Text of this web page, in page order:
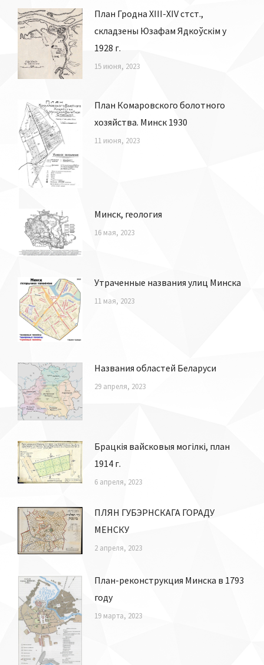
План Гродна XIII-XIV стст.,
складзены Юзафам Ядкоўскім у
1928 г.
15 июня, 2023
План Комаровского болотного
хозяйства. Минск 1930
11 июня, 2023
Минск, геология
16 мая, 2023
Утраченные названия улиц Минска
11 мая, 2023
Названия областей Беларуси
29 апреля, 2023
Брацкія вайсковыя могілкі, план
1914 г.
6 апреля, 2023
ПЛЯН ГУБЭРНСКАГА ГОРАДУ
МЕНСКУ
2 апреля, 2023
План-реконструкция Минска в 1793
году
19 марта, 2023